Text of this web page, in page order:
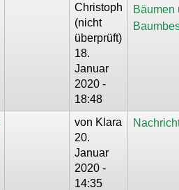
Christoph
(nicht
überprüft)
18.
Januar
2020 -
18:48
Bäumen
von Klara
20.
Januar
2020 -
14:35